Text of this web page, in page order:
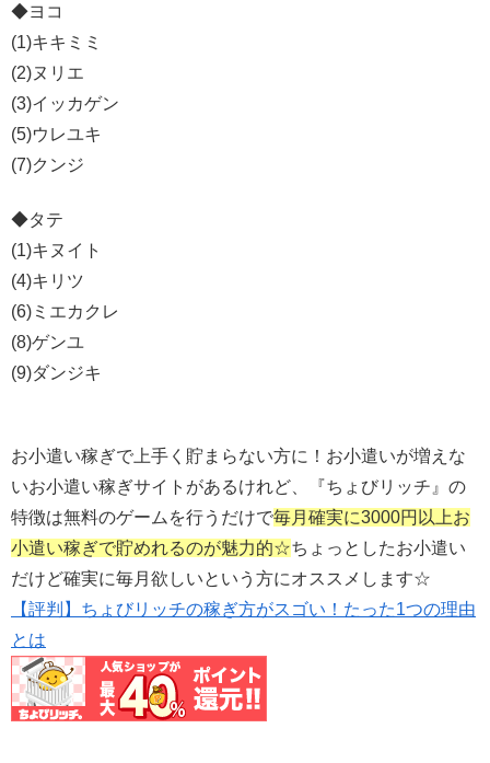
◆ヨコ
(1)キキミミ
(2)ヌリエ
(3)イッカゲン
(5)ウレユキ
(7)クンジ
◆タテ
(1)キヌイト
(4)キリツ
(6)ミエカクレ
(8)ゲンユ
(9)ダンジキ
お小遣い稼ぎで上手く貯まらない方に！お小遣いが増えな
いお小遣い稼ぎサイトがあるけれど、『ちょびリッチ』の
特徴は無料のゲームを行うだけで毎月確実に3000円以上お
小遣い稼ぎで貯めれるのが魅力的☆ちょっとしたお小遣い
だけど確実に毎月欲しいという方にオススメします☆
【評判】ちょびリッチの稼ぎ方がスゴい！たった1つの理由
とは